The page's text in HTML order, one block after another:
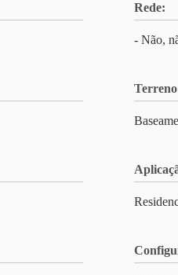
Rede:
- Não,